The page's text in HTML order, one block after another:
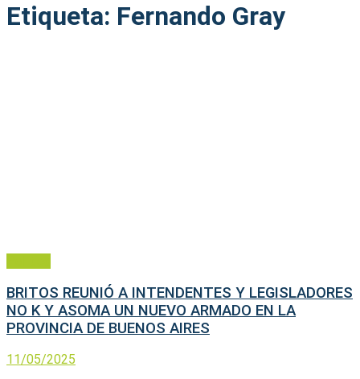
Etiqueta: Fernando Gray
BRITOS REUNIÓ A INTENDENTES Y LEGISLADORES
NO K Y ASOMA UN NUEVO ARMADO EN LA
PROVINCIA DE BUENOS AIRES
11/05/2025